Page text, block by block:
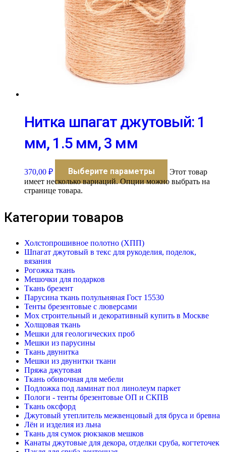
Нитка шпагат джутовый: 1
мм, 1.5 мм, 3 мм
370,00 ₽ Выберите параметры
Этот товар
имеет несколько вариаций. Опции можно выбрать на
странице товара.
Категории товаров
Холстопрошивное полотно (ХПП)
Шпагат джутовый в текс для рукоделия, поделок,
вязания
Рогожка ткань
Мешочки для подарков
Ткань брезент
Парусина ткань полульняная Гост 15530
Тенты брезентовые с люверсами
Мох строительный и декоративный купить в Москве
Холщовая ткань
Мешки для геологических проб
Мешки из парусины
Ткань двунитка
Мешки из двунитки ткани
Пряжа джутовая
Ткань обивочная для мебели
Подложка под ламинат пол линолеум паркет
Пологи - тенты брезентовые ОП и СКПВ
Ткань оксфорд
Джутовый утеплитель межвенцовый для бруса и бревна
Лён и изделия из льна
Ткань для сумок рюкзаков мешков
Канаты джутовые для декора, отделки сруба, когтеточек